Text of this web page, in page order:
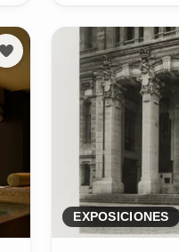
EXPOSICIONES